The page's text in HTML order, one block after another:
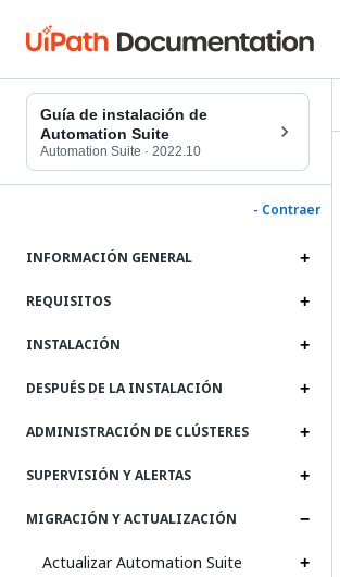
Guía de instalación de
Automation Suite
Automation Suite · 2022.10
- Contraer
INFORMACIÓN GENERAL
REQUISITOS
INSTALACIÓN
DESPUÉS DE LA INSTALACIÓN
ADMINISTRACIÓN DE CLÚSTERES
SUPERVISIÓN Y ALERTAS
MIGRACIÓN Y ACTUALIZACIÓN
Actualizar Automation Suite